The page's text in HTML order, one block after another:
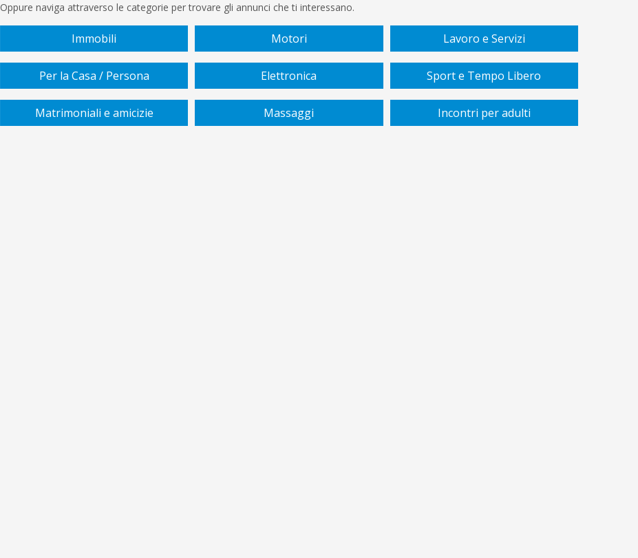
Oppure naviga attraverso le categorie per trovare gli annunci che ti interessano.
Immobili Motori Lavoro e Servizi
Per la Casa / Persona Elettronica Sport e Tempo Libero
Matrimoniali e amicizie Massaggi Incontri per adulti